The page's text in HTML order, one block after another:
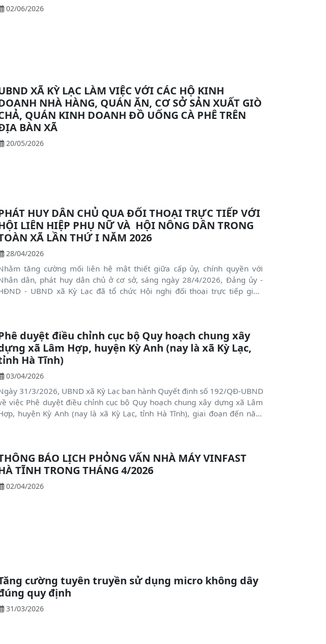
02/06/2026
XÃ KỲ LẠC LÀM VIỆC VỚI CÁC HỘ KINH
NHÀ HÀNG, QUÁN ĂN, CƠ SỞ SẢN XUẤT GIÒ
QUÁN KINH DOANH ĐỒ UỐNG CÀ PHÊ TRÊN
BÀN XÃ
20/05/2026
HUY DÂN CHỦ QUA ĐỐI THOẠI TRỰC TIẾP VỚI
LIÊN HIỆP PHỤ NỮ VÀ HỘI NÔNG DÂN TRONG
XÃ LẦN THỨ I NĂM 2026
28/04/2026
tăng cường mối liên hệ mật thiết giữa cấp ủy, chính quyền với
dân, phát huy dân chủ ở cơ sở, sáng ngày 28/4/2026, Đảng ủy -
- UBND xã Kỳ Lạc đã tổ chức Hội nghị đối thoại trực tiếp giữa
duyệt điều chỉnh cục bộ Quy hoạch chung xây
xã Lâm Hợp, huyện Kỳ Anh (nay là xã Kỳ Lạc,
Hà Tĩnh)
03/04/2026
31/3/2026, UBND xã Kỳ Lạc ban hành Quyết định số 192/QĐ-UBND
việc Phê duyệt điều chỉnh cục bộ Quy hoạch chung xây dựng xã Lâm
huyện Kỳ Anh (nay là xã Kỳ Lạc, tỉnh Hà Tĩnh), giai đoạn đến năm
BÁO LỊCH PHỎNG VẤN NHÀ MÁY VINFAST
TĨNH TRONG THÁNG 4/2026
02/04/2026
cường tuyên truyền sử dụng micro không dây
quy định
31/03/2026